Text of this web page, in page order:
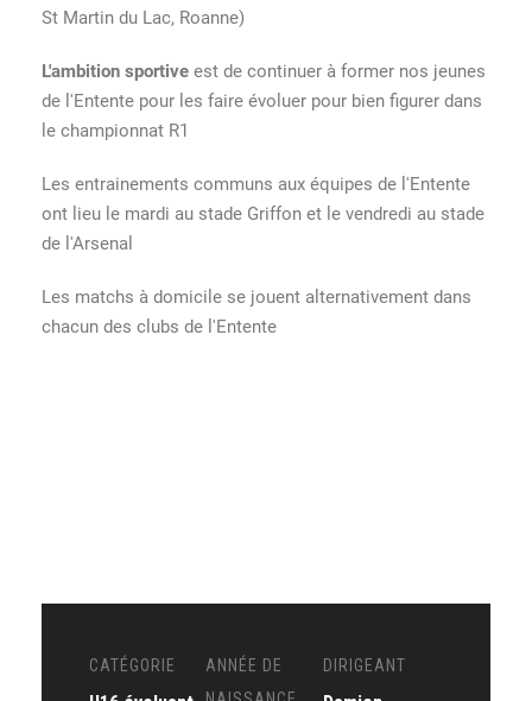
St Martin du Lac, Roanne)
L'ambition sportive est de continuer à former nos jeunes
de l'Entente pour les faire évoluer pour bien figurer dans
le championnat R1
Les entrainements communs aux équipes de l'Entente
ont lieu le mardi au stade Griffon et le vendredi au stade
de l'Arsenal
Les matchs à domicile se jouent alternativement dans
chacun des clubs de l'Entente
CATÉGORIE
ANNÉE DE
DIRIGEANT